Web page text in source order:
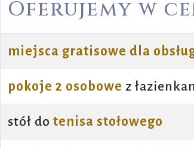
Oferujemy w
miejsca gratisowe dla
pokoje 2 osobowe z
stół do tenisa stołowego